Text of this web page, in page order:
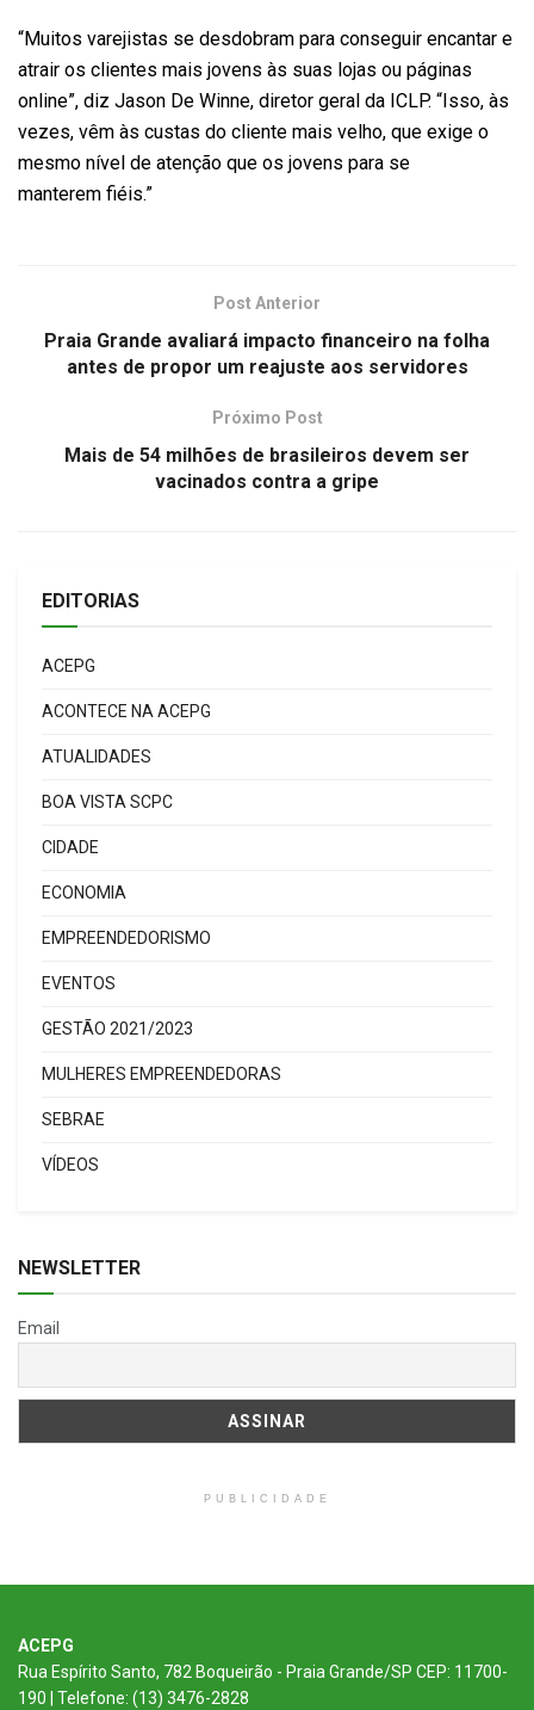
“Muitos varejistas se desdobram para conseguir encantar e
atrair os clientes mais jovens às suas lojas ou páginas
online”, diz Jason De Winne, diretor geral da ICLP. “Isso, às
vezes, vêm às custas do cliente mais velho, que exige o
mesmo nível de atenção que os jovens para se
manterem fiéis.”
Post Anterior
Praia Grande avaliará impacto financeiro na folha
antes de propor um reajuste aos servidores
Próximo Post
Mais de 54 milhões de brasileiros devem ser
vacinados contra a gripe
EDITORIAS
ACEPG
ACONTECE NA ACEPG
ATUALIDADES
BOA VISTA SCPC
CIDADE
ECONOMIA
EMPREENDEDORISMO
EVENTOS
GESTÃO 2021/2023
MULHERES EMPREENDEDORAS
SEBRAE
VÍDEOS
NEWSLETTER
Email
PUBLICIDADE
ACEPG
Rua Espírito Santo, 782 Boqueirão - Praia Grande/SP CEP: 11700-
190 | Telefone: (13) 3476-2828